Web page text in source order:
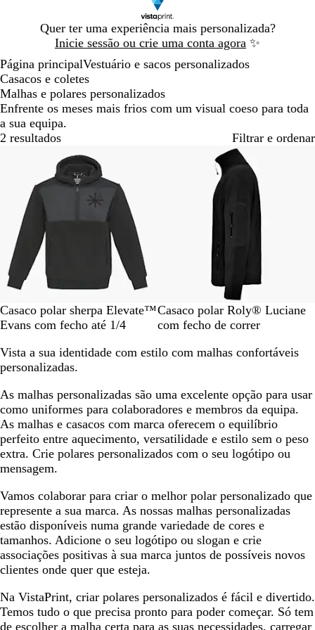
Quer ter uma experiência mais personalizada?
Inicie sessão ou crie uma conta agora ✨
Diapositivo
1
Página principalVestuário e sacos personalizados
Casacos e coletes
Malhas e polares personalizados
Enfrente os meses mais frios com um visual coeso para toda
a sua equipa.
2 resultados
Filtrar e ordenar
S
o
i
d
l
a
c
k
Casaco polar sherpa Elevate™
Evans com fecho até 1/4
P
r
t
o
m
p
a
c
G
a
n
A
z
l
a
r
i
n
h
Casaco polar Roly® Luciane
com fecho de correr
Vista a sua identidade com estilo com malhas confortáveis
personalizadas.
As malhas personalizadas são uma excelente opção para usar
como uniformes para colaboradores e membros da equipa.
As malhas e casacos com marca oferecem o equilíbrio
perfeito entre aquecimento, versatilidade e estilo sem o peso
extra. Crie polares personalizados com o seu logótipo ou
mensagem.
Vamos colaborar para criar o melhor polar personalizado que
represente a sua marca. As nossas malhas personalizadas
estão disponíveis numa grande variedade de cores e
tamanhos. Adicione o seu logótipo ou slogan e crie
associações positivas à sua marca juntos de possíveis novos
clientes onde quer que esteja.
Na VistaPrint, criar polares personalizados é fácil e divertido.
Temos tudo o que precisa pronto para poder começar. Só tem
de escolher a malha certa para as suas necessidades, carregar